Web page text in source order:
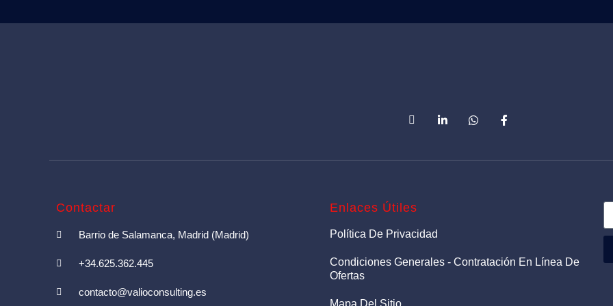
Contactar
Barrio de Salamanca, Madrid (Madrid)
+34.625.362.445
contacto@valioconsulting.es
Enlaces Útiles
Política De Privacidad
Condiciones Generales - Contratación En Línea De
Ofertas